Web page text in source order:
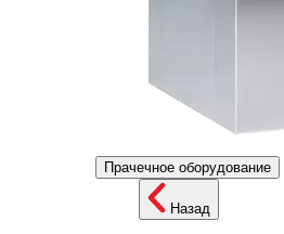
Прачечное оборудование
Назад